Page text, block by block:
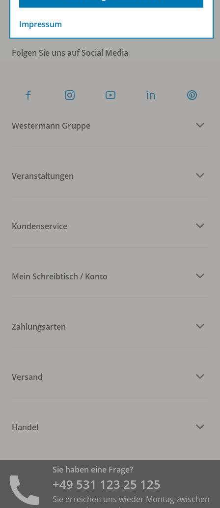
Zum Newsletter anmelden
Folgen Sie uns auf Social Media
Westermann Gruppe
Veranstaltungen
Kundenservice
Mein Schreibtisch / Konto
Zahlungsarten
Versand
Handel
Sie haben eine Frage?
+49 531 ­123 25 125
Sie erreichen uns wieder Montag zwischen
Impressum